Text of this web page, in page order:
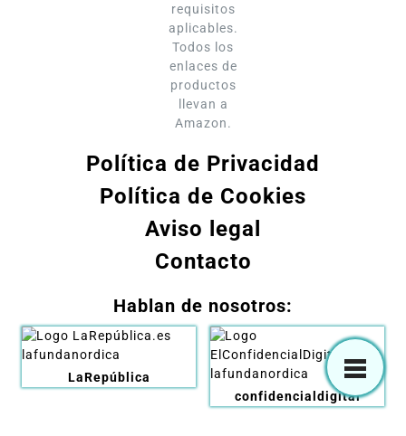
requisitos
aplicables.
Todos los
enlaces de
productos
llevan a
Amazon.
Política de Privacidad
Política de Cookies
Aviso legal
Contacto
Hablan de nosotros:
LaRepública
confidencialdigital